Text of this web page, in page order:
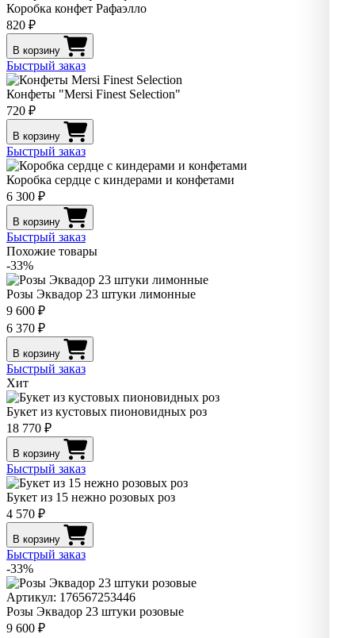
Коробка конфет Рафаэлло
820 ₽
В корзину
Быстрый заказ
Конфеты "Mersi Finest Selection"
720 ₽
В корзину
Быстрый заказ
Коробка сердце с киндерами и конфетами
6 300 ₽
В корзину
Быстрый заказ
Похожие товары
-33%
Розы Эквадор 23 штуки лимонные
9 600 ₽
6 370 ₽
В корзину
Быстрый заказ
Хит
Букет из кустовых пионовидных роз
18 770 ₽
В корзину
Быстрый заказ
Букет из 15 нежно розовых роз
4 570 ₽
В корзину
Быстрый заказ
-33%
Артикул: 176567253446
Розы Эквадор 23 штуки розовые
9 600 ₽